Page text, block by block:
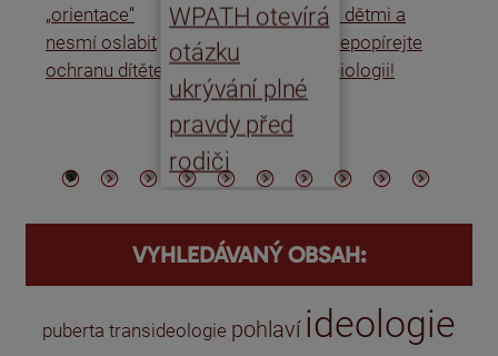
„orientace“
nesmí oslabit
ochranu dítěte
WPATH otevírá
otázku
ukrývání plné
pravdy před
rodiči
s dětmi a
nepopírejte
biologii!
VYHLEDÁVANÝ OBSAH:
puberta transideologie pohlaví ideologie